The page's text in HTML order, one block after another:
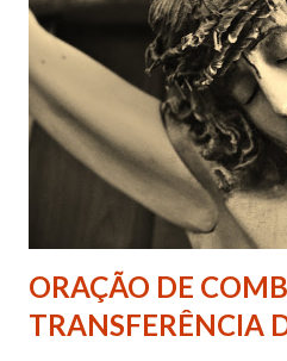
envolver. Mas, neste
todas as minhas forças ao
Jesus, eu suplico que o
forças espirituais malignas
atormentam por meio
afastem de mim juntamente
tentações. Senhor Jesus,
quero mais me deixar
de impotência, de apego, de
sentimental, de
ORAÇÃO DE
TRANSFERÊNCIA